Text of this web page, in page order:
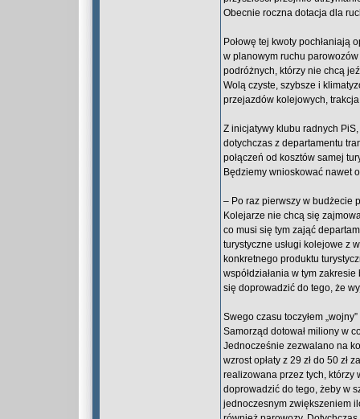
Obecnie roczna dotacja dla
Połowę tej kwoty pochłaniają
w planowym ruchu
podróżnych, którzy nie chcą
Wolą czyste, szybsze i
przejazdów kolejowych,
Z inicjatywy klubu radnych
dotychczas z departamentu
połączeń od kosztów samej
Będziemy wnioskować nawet
– Po raz pierwszy w budżecie
Kolejarze nie chcą się
co musi się tym zająć
turystyczne usługi kolejowe z
konkretnego produktu
współdziałania w tym
się doprowadzić do tego, że
Swego czasu toczyłem
Samorząd dotował miliony w
Jednocześnie zezwalano na
wzrost opłaty z 29 zł do 50 zł
realizowana przez tych, którzy
doprowadzić do tego, żeby w
jednoczesnym zwiększeniem